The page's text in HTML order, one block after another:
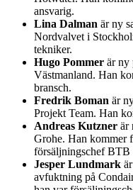
ansvarig.
Lina Dalman är ny
Nordvalvet i
tekniker.
Hugo Pommer är ny
Västmanland. Han
bransch.
Fredrik Boman är
Projekt Team. Han
Andreas Kutzner är
Grohe. Han kommer
försäljningschef BTB
Jesper Lundmark
avfuktning på